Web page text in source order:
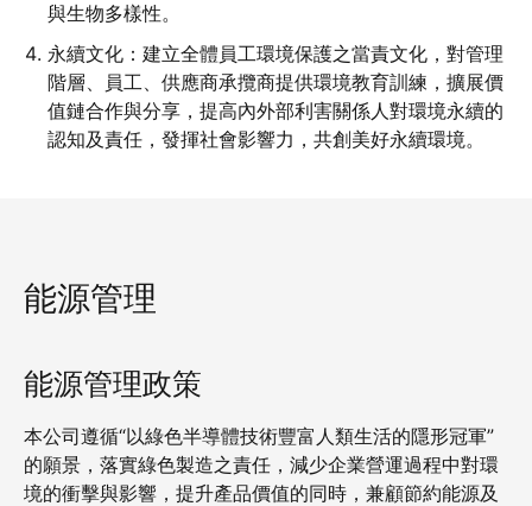
與生物多樣性。
永續文化：建立全體員工環境保護之當責文化，對管理
階層、員工、供應商承攬商提供環境教育訓練，擴展價
值鏈合作與分享，提高內外部利害關係人對環境永續的
認知及責任，發揮社會影響力，共創美好永續環境。
能源管理
能源管理政策
本公司遵循“以綠色半導體技術豐富人類生活的隱形冠軍”
的願景，落實綠色製造之責任，減少企業營運過程中對環
境的衝擊與影響，提升產品價值的同時，兼顧節約能源及